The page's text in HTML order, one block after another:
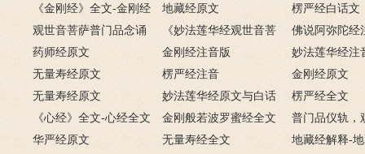
《金刚经》全文-金刚经
原文、译文及释意
地藏经原文
楞严经白话文
观世音菩萨普门品念诵
及回向仪轨
《妙法莲华经观世音菩
萨普门品》全文
佛说阿弥陀经
药师经原文
金刚经注音版
妙法莲华经注
无量寿经原文
楞严经注音
金刚经原文
无量寿经原文
妙法莲华经原文与白话
文对照版
楞严经全文
《心经》全文-心经全文
注音及译文
金刚般若波罗蜜经全文
普门品仪轨，
萨普门品完整
华严经原文 无量寿经全文
地藏经解释-